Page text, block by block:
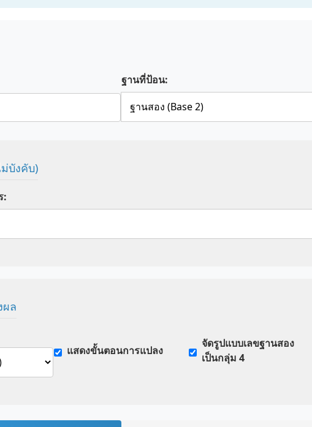
ฐานที่ป้อน:
บังคับ)
:
ผล
แสดงขั้นตอนการแปลง
จัดรูปแบบเลขฐานสอง
เป็นกลุ่ม 4